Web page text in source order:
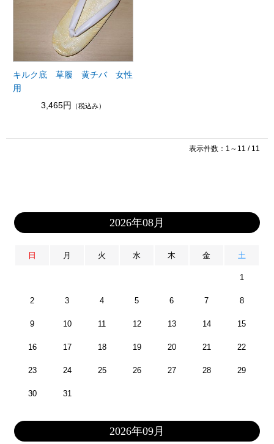
キルク底 草履 黄チバ 女性
用
3,465円 （税込み）
表示件数：1～11 / 11
2026年08月
日 月 火 水 木 金 土
1
2 3 4 5 6 7 8
9 10 11 12 13 14 15
16 17 18 19 20 21 22
23 24 25 26 27 28 29
30 31
2026年09月